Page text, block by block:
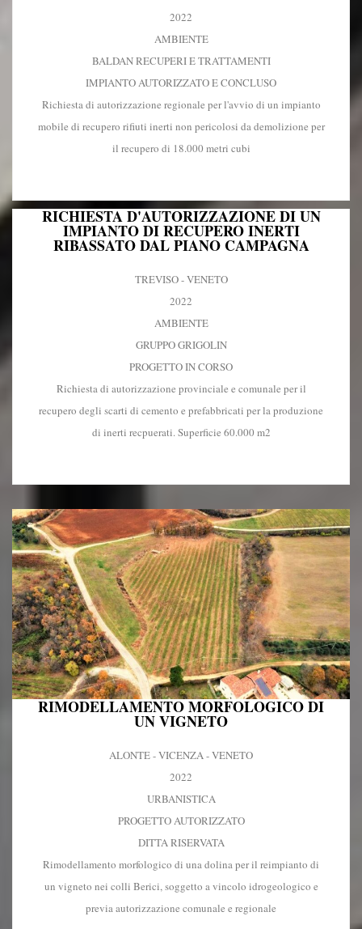
2022
AMBIENTE
BALDAN RECUPERI E TRATTAMENTI
IMPIANTO AUTORIZZATO E CONCLUSO
Richiesta di autorizzazione regionale per l'avvio di un impianto
mobile di recupero rifiuti inerti non pericolosi da demolizione per
il recupero di 18.000 metri cubi
RICHIESTA D'AUTORIZZAZIONE DI UN
IMPIANTO DI RECUPERO INERTI
RIBASSATO DAL PIANO CAMPAGNA
TREVISO - VENETO
2022
AMBIENTE
GRUPPO GRIGOLIN
PROGETTO IN CORSO
Richiesta di autorizzazione provinciale e comunale per il
recupero degli scarti di cemento e prefabbricati per la produzione
di inerti recpuerati. Superficie 60.000 m2
RIMODELLAMENTO MORFOLOGICO DI
UN VIGNETO
ALONTE - VICENZA - VENETO
2022
URBANISTICA
PROGETTO AUTORIZZATO
DITTA RISERVATA
Rimodellamento morfologico di una dolina per il reimpianto di
un vigneto nei colli Berici, soggetto a vincolo idrogeologico e
previa autorizzazione comunale e regionale